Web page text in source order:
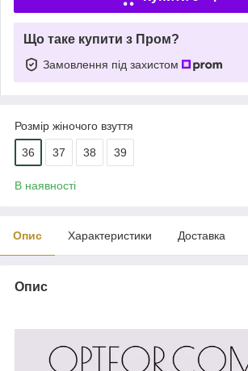
Що таке купити з Пром?
Замовлення під захистом
Розмір жіночого взуття
36 37 38 39
В наявності
Опис Характеристики Доставка
Опис